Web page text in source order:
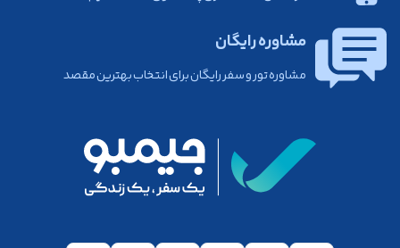
مشاوره رایگان
مشاوره تور و سفر رایگان برای انتخاب بهترین مقصد